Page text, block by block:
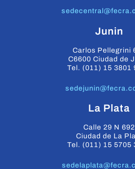
Junin
Carlos Pellegrini
C6600 Ciudad de
Tel. (011) 15 3801
La Plata
Calle 29 N 692
Ciudad de La
Tel. (011) 15 5705